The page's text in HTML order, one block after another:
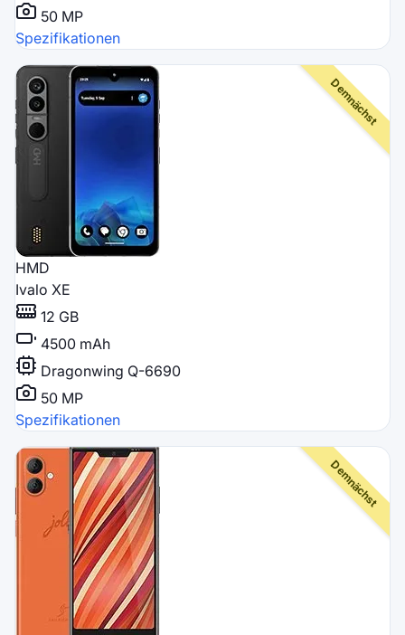
50 MP
Spezifikationen
HMD
Ivalo XE
12 GB
4500 mAh
Dragonwing Q-6690
50 MP
Spezifikationen